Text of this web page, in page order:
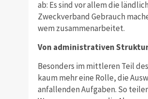
ab: Es sind vor allem die
Zweckverband Gebrauch
wem zusammenarbeitet.
Von administrativen
Besonders im mittleren Teil
kaum mehr eine Rolle, die
anfallenden Aufgaben. So